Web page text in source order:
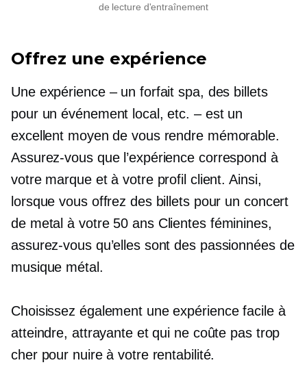
de lecture d'entraînement
Offrez une expérience
Une expérience – un forfait spa, des billets
pour un événement local, etc. – est un
excellent moyen de vous rendre mémorable.
Assurez-vous que l’expérience correspond à
votre marque et à votre profil client. Ainsi,
lorsque vous offrez des billets pour un concert
de metal à votre 50 ansClientes féminines,
assurez-vous qu’elles sont des passionnées de
musique métal.
Choisissez également une expérience facile à
atteindre, attrayante et qui ne coûte pas trop
cher pour nuire à votre rentabilité.